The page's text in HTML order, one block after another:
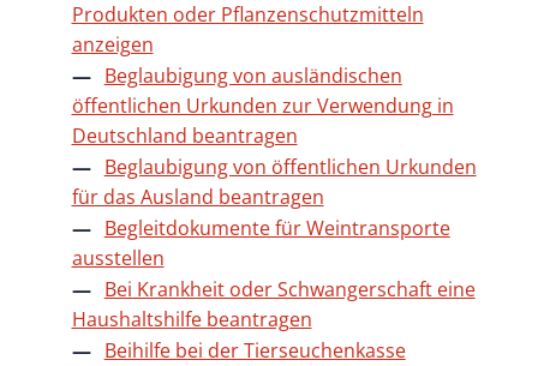
Produkten oder Pflanzenschutzmitteln
anzeigen
Beglaubigung von ausländischen
öffentlichen Urkunden zur Verwendung in
Deutschland beantragen
Beglaubigung von öffentlichen Urkunden
für das Ausland beantragen
Begleitdokumente für Weintransporte
ausstellen
Bei Krankheit oder Schwangerschaft eine
Haushaltshilfe beantragen
Beihilfe bei der Tierseuchenkasse